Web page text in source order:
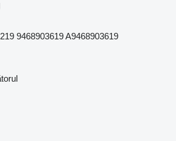
9468903619 A9468903619